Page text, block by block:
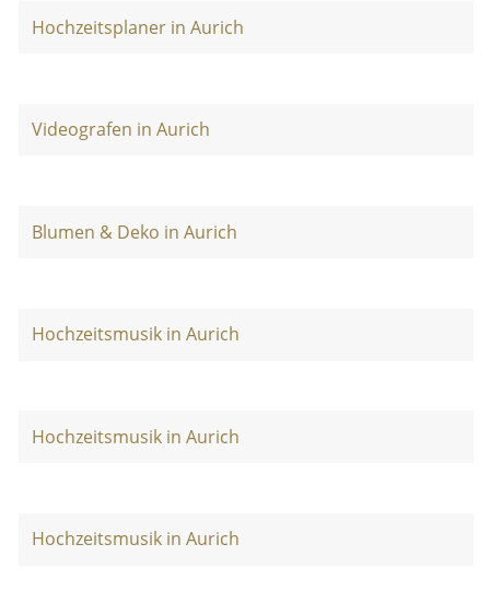
Hochzeitsplaner in Aurich
Videografen in Aurich
Blumen & Deko in Aurich
Hochzeitsmusik in Aurich
Hochzeitsmusik in Aurich
Hochzeitsmusik in Aurich